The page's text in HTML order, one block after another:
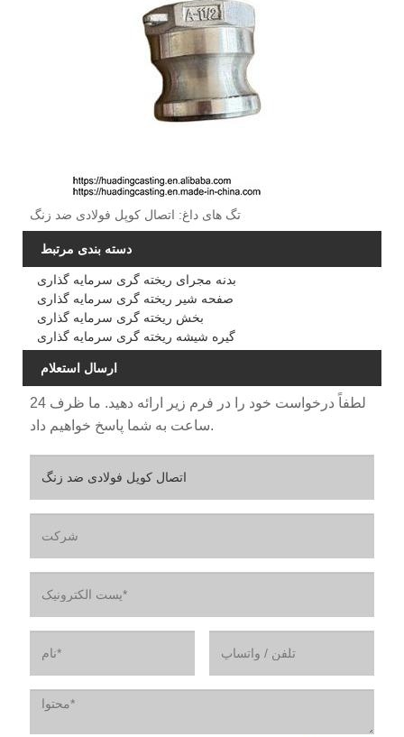
تگ های داغ: اتصال کوپل فولادی ضد زنگ
دسته بندی مرتبط
بدنه مجرای ریخته گری سرمایه گذاری
صفحه شیر ریخته گری سرمایه گذاری
بخش ریخته گری سرمایه گذاری
گیره شیشه ریخته گری سرمایه گذاری
ارسال استعلام
لطفاً درخواست خود را در فرم زیر ارائه دهید. ما ظرف 24
ساعت به شما پاسخ خواهیم داد.